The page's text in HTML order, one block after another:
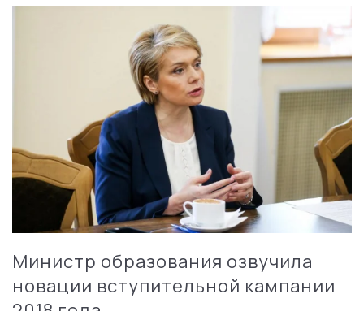
Министр образования озвучила
новации вступительной кампании